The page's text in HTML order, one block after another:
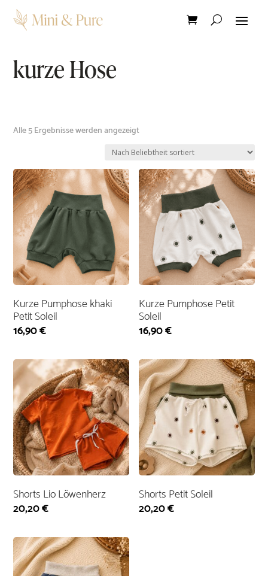
kurze Hose
Alle 5 Ergebnisse werden angezeigt
sortiert
Kurze Pumphose khaki
Petit Soleil
16,90€
Kurze Pumphose Petit
Soleil
16,90€
Shorts Lio Löwenherz
20,20€
Shorts Petit Soleil
20,20€